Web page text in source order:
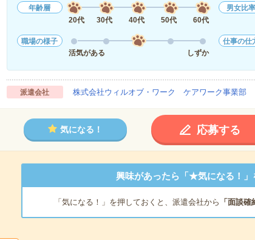
年齢層
20代
30代 40代 50代 60代
男女比率
職場の様子
活気がある
しずか
仕事の仕
派遣会社 株式会社ウィルオブ・ワーク ケアワーク事業部
気になる！ 応募する
興味があったら「★気になる！」
「気になる！」を押しておくと、派遣会社から 「面談確